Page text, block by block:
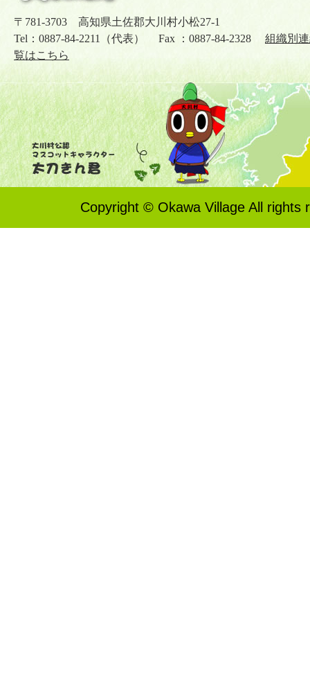
〒781-3703 高知県土佐郡大川村小松27-1
Tel：0887-84-2211（代表） Fax ：0887-84-2328 組織別
覧はこちら
Copyright © Okawa Village All rights